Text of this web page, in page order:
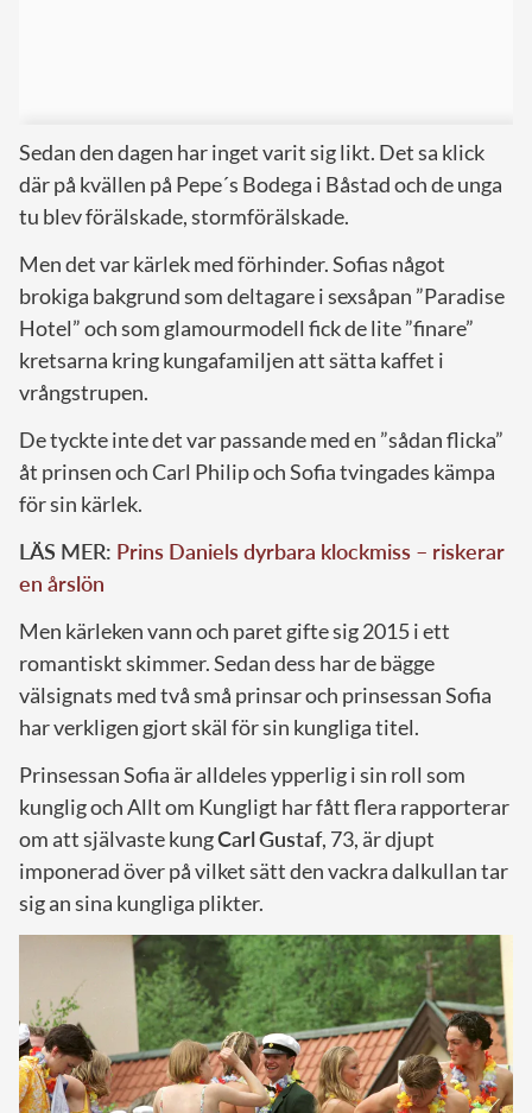
Sedan den dagen har inget varit sig likt. Det sa klick
där på kvällen på Pepe´s Bodega i Båstad och de unga
tu blev förälskade, stormförälskade.
Men det var kärlek med förhinder. Sofias något
brokiga bakgrund som deltagare i sexsåpan ”Paradise
Hotel” och som glamourmodell fick de lite ”finare”
kretsarna kring kungafamiljen att sätta kaffet i
vrångstrupen.
De tyckte inte det var passande med en ”sådan flicka”
åt prinsen och Carl Philip och Sofia tvingades kämpa
för sin kärlek.
LÄS MER: Prins Daniels dyrbara klockmiss – riskerar
en årslön
Men kärleken vann och paret gifte sig 2015 i ett
romantiskt skimmer. Sedan dess har de bägge
välsignats med två små prinsar och prinsessan Sofia
har verkligen gjort skäl för sin kungliga titel.
Prinsessan Sofia är alldeles ypperlig i sin roll som
kunglig och Allt om Kungligt har fått flera rapporterar
om att självaste kungCarlGustaf, 73, är djupt
imponerad över på vilket sätt den vackra dalkullan tar
sig an sina kungliga plikter.